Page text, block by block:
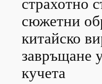
сюжетни
китайско
завръщане
кучета